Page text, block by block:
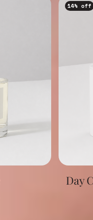
14% off
Day